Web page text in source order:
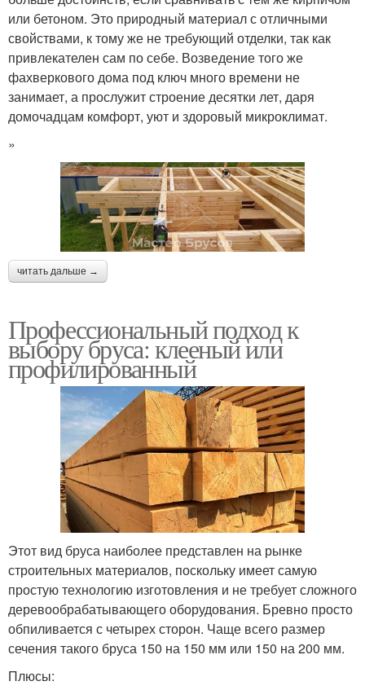
или бетоном. Это природный материал с отличными
свойствами, к тому же не требующий отделки, так как
привлекателен сам по себе. Возведение того же
фахверкового дома под ключ много времени не
занимает, а прослужит строение десятки лет, даря
домочадцам комфорт, уют и здоровый микроклимат.
»
читать дальше →
Профессиональный подход к
выбору бруса: клееный или
профилированный
Этот вид бруса наиболее представлен на рынке
строительных материалов, поскольку имеет самую
простую технологию изготовления и не требует сложного
деревообрабатывающего оборудования. Бревно просто
обпиливается с четырех сторон. Чаще всего размер
сечения такого бруса 150 на 150 мм или 150 на 200 мм.
Плюсы: